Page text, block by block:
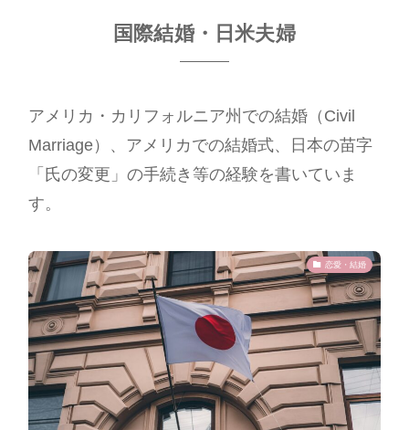
国際結婚・日米夫婦
アメリカ・カリフォルニア州での結婚（Civil
Marriage）、アメリカでの結婚式、日本の苗字
「氏の変更」の手続き等の経験を書いていま
す。
恋愛・結婚